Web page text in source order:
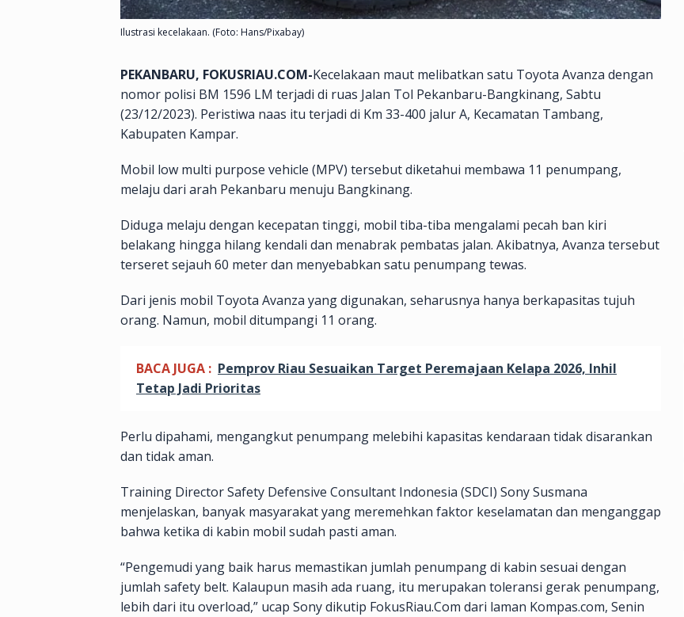
Ilustrasi kecelakaan. (Foto: Hans/Pixabay)
PEKANBARU, FOKUSRIAU.COM-Kecelakaan maut melibatkan satu Toyota Avanza dengan
nomor polisi BM 1596 LM terjadi di ruas Jalan Tol Pekanbaru-Bangkinang, Sabtu
(23/12/2023). Peristiwa naas itu terjadi di Km 33-400 jalur A, Kecamatan Tambang,
Kabupaten Kampar.
Mobil low multi purpose vehicle (MPV) tersebut diketahui membawa 11 penumpang,
melaju dari arah Pekanbaru menuju Bangkinang.
Diduga melaju dengan kecepatan tinggi, mobil tiba-tiba mengalami pecah ban kiri
belakang hingga hilang kendali dan menabrak pembatas jalan. Akibatnya, Avanza tersebut
terseret sejauh 60 meter dan menyebabkan satu penumpang tewas.
Dari jenis mobil Toyota Avanza yang digunakan, seharusnya hanya berkapasitas tujuh
orang. Namun, mobil ditumpangi 11 orang.
BACA JUGA : Pemprov Riau Sesuaikan Target Peremajaan Kelapa 2026, Inhil
Tetap Jadi Prioritas
Perlu dipahami, mengangkut penumpang melebihi kapasitas kendaraan tidak disarankan
dan tidak aman.
Training Director Safety Defensive Consultant Indonesia (SDCI) Sony Susmana
menjelaskan, banyak masyarakat yang meremehkan faktor keselamatan dan menganggap
bahwa ketika di kabin mobil sudah pasti aman.
“Pengemudi yang baik harus memastikan jumlah penumpang di kabin sesuai dengan
jumlah safety belt. Kalaupun masih ada ruang, itu merupakan toleransi gerak penumpang,
lebih dari itu overload,” ucap Sony dikutip FokusRiau.Com dari laman Kompas.com, Senin